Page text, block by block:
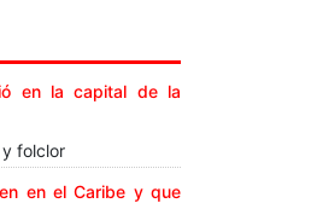
en la capital de la
y folclor
en el Caribe y que